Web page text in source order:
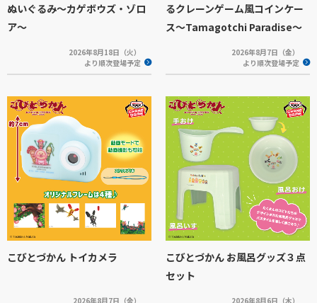
ぬいぐるみ～カゲボウズ・ゾロ
ア～
2026年8月18日（火）
より順次登場予定
るクレーンゲーム風コインケー
ス～Tamagotchi Paradise～
2026年8月7日（金）
より順次登場予定
こびとづかん トイカメラ
2026年8月7日（金）
こびとづかん お風呂グッズ３点
セット
2026年8月6日（木）